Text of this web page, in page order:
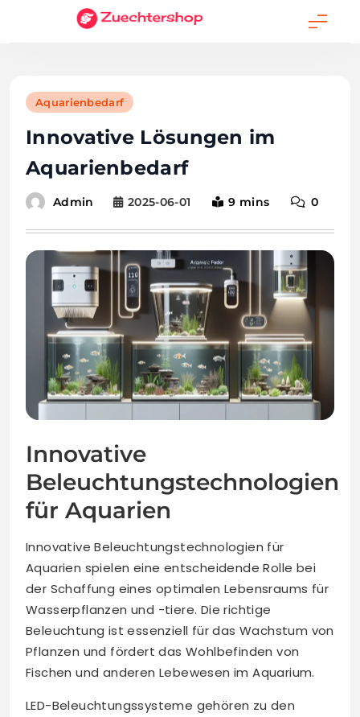
Aquarienbedarf
Innovative Lösungen im
Aquarienbedarf
Admin 2025-06-01 9 mins 0
Innovative
Beleuchtungstechnologien
für Aquarien
Innovative Beleuchtungstechnologien für
Aquarien spielen eine entscheidende Rolle bei
der Schaffung eines optimalen Lebensraums für
Wasserpflanzen und -tiere. Die richtige
Beleuchtung ist essenziell für das Wachstum von
Pflanzen und fördert das Wohlbefinden von
Fischen und anderen Lebewesen im Aquarium.
LED-Beleuchtungssysteme gehören zu den